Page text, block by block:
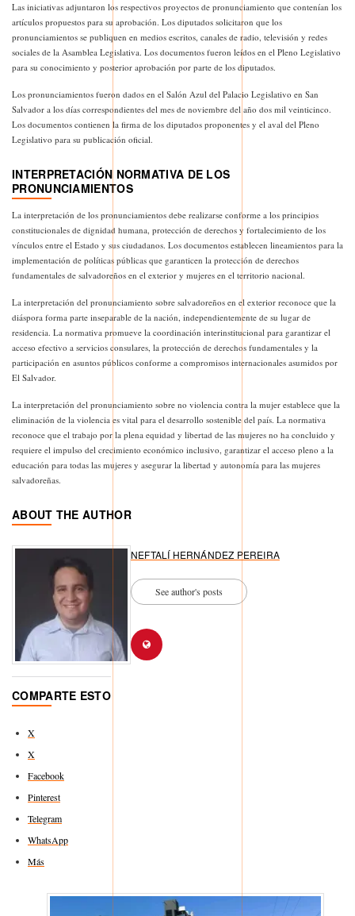
Las iniciativas adjuntaron los respectivos proyectos de pronunciamiento que contenían los
artículos propuestos para su aprobación. Los diputados solicitaron que los
pronunciamientos se publiquen en medios escritos, canales de radio, televisión y redes
sociales de la Asamblea Legislativa. Los documentos fueron leídos en el Pleno Legislativo
para su conocimiento y posterior aprobación por parte de los diputados.
Los pronunciamientos fueron dados en el Salón Azul del Palacio Legislativo en San
Salvador a los días correspondientes del mes de noviembre del año dos mil veinticinco.
Los documentos contienen la firma de los diputados proponentes y el aval del Pleno
Legislativo para su publicación oficial.
INTERPRETACIÓN NORMATIVA DE LOS
PRONUNCIAMIENTOS
La interpretación de los pronunciamientos debe realizarse conforme a los principios
constitucionales de dignidad humana, protección de derechos y fortalecimiento de los
vínculos entre el Estado y sus ciudadanos. Los documentos establecen lineamientos para la
implementación de políticas públicas que garanticen la protección de derechos
fundamentales de salvadoreños en el exterior y mujeres en el territorio nacional.
La interpretación del pronunciamiento sobre salvadoreños en el exterior reconoce que la
diáspora forma parte inseparable de la nación, independientemente de su lugar de
residencia. La normativa promueve la coordinación interinstitucional para garantizar el
acceso efectivo a servicios consulares, la protección de derechos fundamentales y la
participación en asuntos públicos conforme a compromisos internacionales asumidos por
El Salvador.
La interpretación del pronunciamiento sobre no violencia contra la mujer establece que la
eliminación de la violencia es vital para el desarrollo sostenible del país. La normativa
reconoce que el trabajo por la plena equidad y libertad de las mujeres no ha concluido y
requiere el impulso del crecimiento económico inclusivo, garantizar el acceso pleno a la
educación para todas las mujeres y asegurar la libertad y autonomía para las mujeres
salvadoreñas.
ABOUT THE AUTHOR
NEFTALÍ HERNÁNDEZ PEREIRA
See author's posts
COMPARTE ESTO
X
X
Facebook
Pinterest
Telegram
WhatsApp
Más